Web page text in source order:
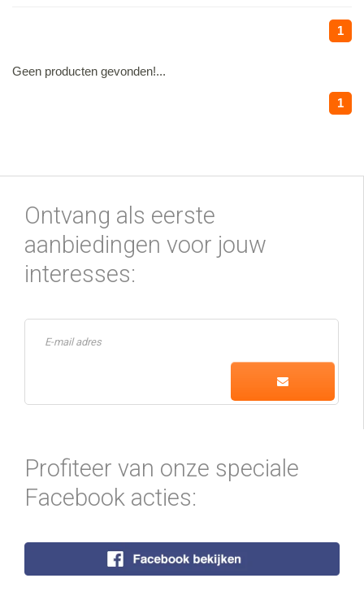
1
Geen producten gevonden!...
1
Ontvang als eerste
aanbiedingen voor jouw
interesses:
Profiteer van onze speciale
Facebook acties: